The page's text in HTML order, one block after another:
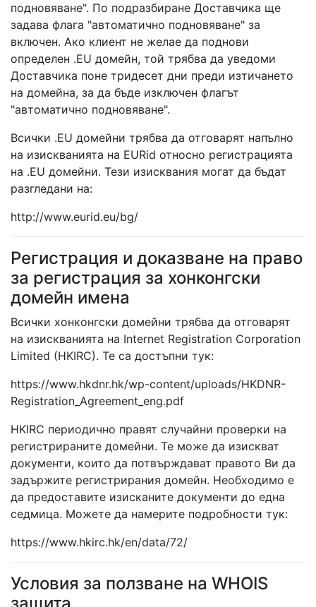
подновяване". По подразбиране Доставчика ще
задава флага "автоматично подновяване" за
включен. Ако клиент не желае да поднови
определен .EU домейн, той трябва да уведоми
Доставчика поне тридесет дни преди изтичането
на домейна, за да бъде изключен флагът
"автоматично подновяване".
Всички .EU домейни трябва да отговарят напълно
на изискванията на EURid относно регистрацията
на .EU домейни. Тези изисквания могат да бъдат
разгледани на:
http://www.eurid.eu/bg/
Регистрация и доказване на право
за регистрация за хонконгски
домейн имена
Всички хонконгски домейни трябва да отговарят
на изискванията на Internet Registration Corporation
Limited (HKIRC). Те са достъпни тук:
https://www.hkdnr.hk/wp-content/uploads/HKDNR-
Registration_Agreement_eng.pdf
HKIRC периодично правят случайни проверки на
регистрираните домейни. Те може да изискват
документи, които да потвърждават правото Ви да
задържите регистрирания домейн. Необходимо е
да предоставите изисканите документи до една
седмица. Можете да намерите подробности тук:
https://www.hkirc.hk/en/data/72/
Условия за ползване на WHOIS